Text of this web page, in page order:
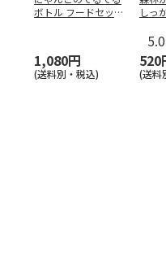
ボトル フードセッ
1,080円
(送料別・税込)
しっ
5.0
520
(送料